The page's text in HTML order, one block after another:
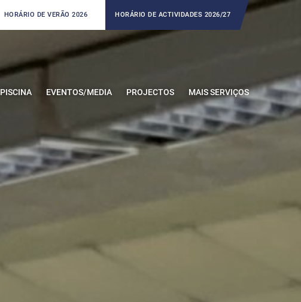
HORÁRIO DE VERÃO 2026 HORÁRIO DE ACTIVIDADES 2026/27
PISCINA EVENTOS/MEDIA PROJECTOS MAIS SERVIÇOS